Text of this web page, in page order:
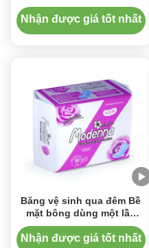
cánh cho bé gái Bọc vệ
sinh khăn vệ sinh khăn vệ
Nhận được giá tốt nhất
Băng vệ sinh qua đêm Bề
mặt bông dùng một lần
cho phụ nữ có cánh
Nhận được giá tốt nhất